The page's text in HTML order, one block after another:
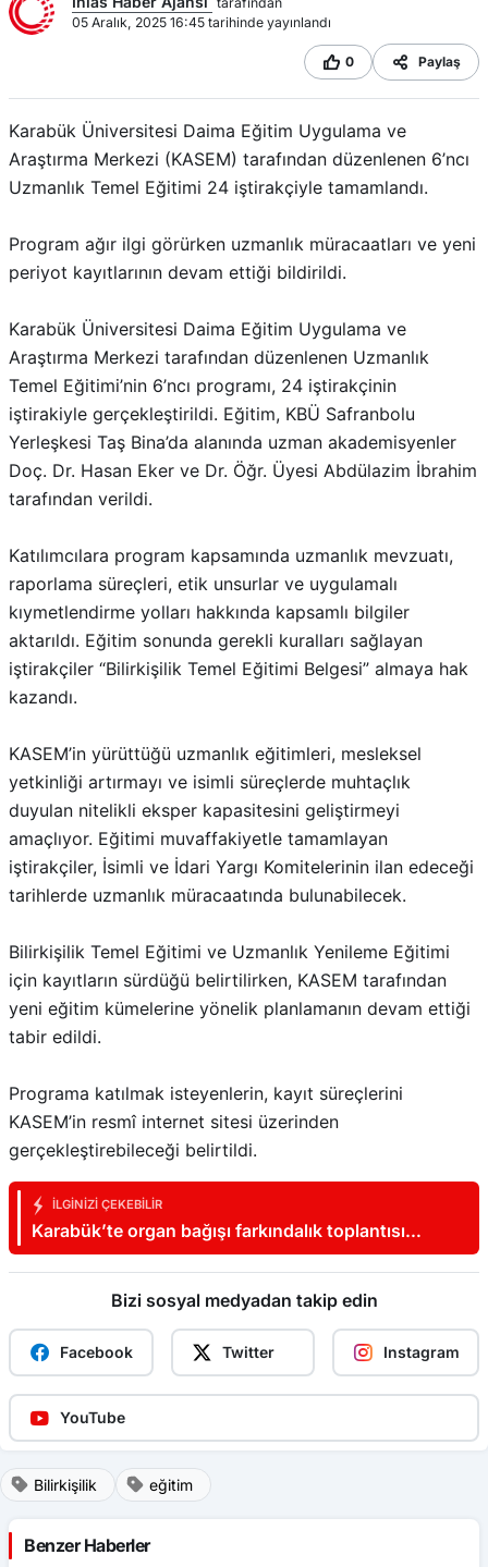
Samsun’da 1 ton 160 litre kaçak etil
alkol ele geçirildi
Buğday yüklü traktör devrildi, sürücü
yaralandı
HAYAT 112 ACİL MOBİL UYGULAMASI
Kazada yaşamını yitiren yaşlı adam
Yorum Yaz
Yorum yaparken adımı, e-posta adresimi ve
web sitemi bu tarayıcıda saklayın.
Yorum Gönder
Samsun’da 1 ton 160 litre kaçak etil alkol ele geçirildi